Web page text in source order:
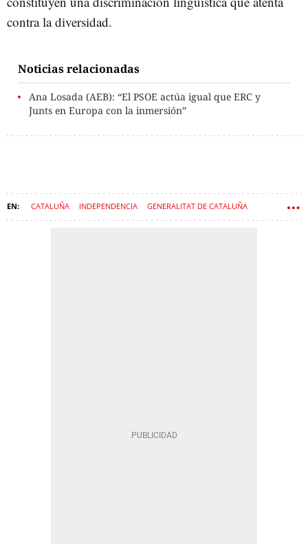
contra la diversidad.
Noticias relacionadas
Ana Losada (AEB): “El PSOE actúa igual que ERC y
Junts en Europa con la inmersión”
CATALUÑA INDEPENDENCIA GENERALITAT DE CATALUÑA